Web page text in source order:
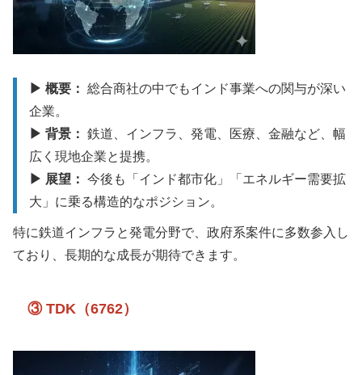
▶ 概要： 総合商社の中でもインド事業への関与が深い
企業。
▶ 背景： 鉄道、インフラ、発電、医療、金融など、幅
広く現地企業と提携。
▶ 展望： 今後も「インド都市化」「エネルギー需要拡
大」に乗る構造的なポジション。
特に鉄道インフラと発電分野で、政府系案件に多数参入し
ており、長期的な成長が期待できます。
③ TDK（6762）